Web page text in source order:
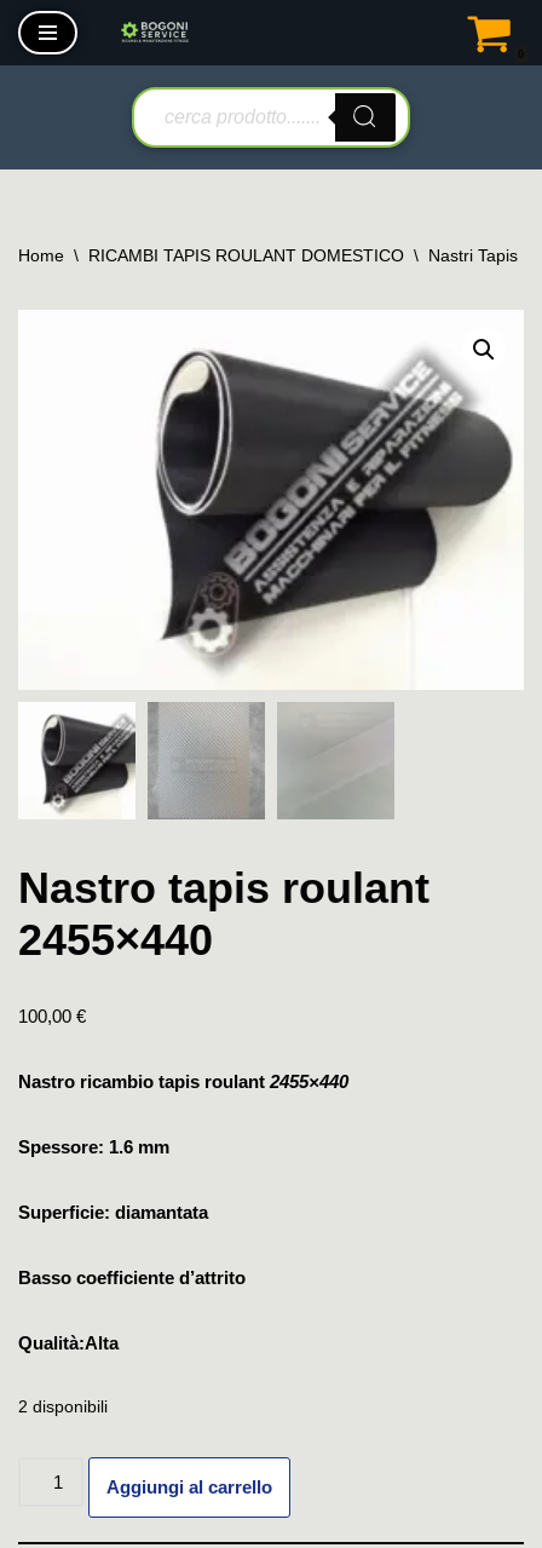
Vai
Home \ RICAMBI TAPIS ROULANT DOMESTICO \ Nastri Tapis
Nastro tapis roulant
2455×440
100,00 €
Nastro ricambio tapis roulant 2455×440
Spessore: 1.6 mm
Superficie: diamantata
Basso coefficiente d’attrito
Qualità:Alta
2 disponibili
Aggiungi al carrello